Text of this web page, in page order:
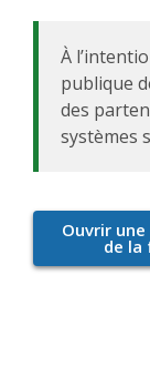
À
publique
des
systèmes